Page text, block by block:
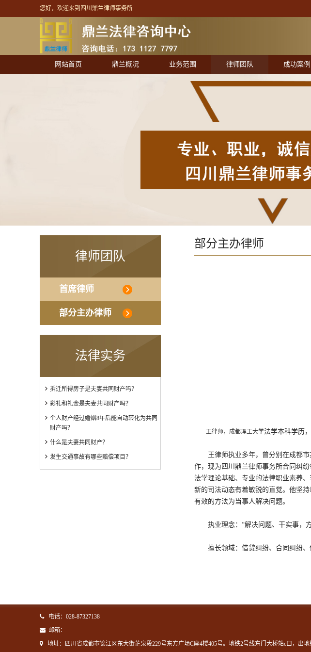
您好，欢迎来到四川鼎兰律师事务所
网站首页 鼎兰概况 业务范围 律师团队 成功案例
律师团队
首席律师
部分主办律师
法律实务
拆迁所得房子是夫妻共同财产吗？
彩礼和礼金是夫妻共同财产吗？
个人财产经过婚姻8年后能自动转化为共同
财产吗？
什么是夫妻共同财产？
发生交通事故有哪些赔偿项目？
部分主办律师
王律师，成都理工大学法学本科学历
王律师执业多年，曾分别在成都市
作，现为四川鼎兰律师事务所合同纠
法学理论基础、专业的法律职业素养
新的司法动态有着敏锐的直觉。他坚
有效的方法为当事人解决问题。
执业理念：“解决问题、干实事，方
擅长领域：借贷纠纷、合同纠纷、
电话：028-87327138
邮箱：
地址：四川省成都市锦江区东大街芷泉段229号东方广场C座4楼405号。地铁2号线东门大桥站c口，出地